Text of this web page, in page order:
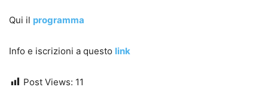
Qui il programma
Info e iscrizioni a questo link
Post Views: 11